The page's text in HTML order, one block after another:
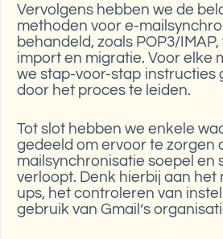
Vervolgens hebben we de
methoden voor e-
behandeld, zoals POP3/
import en migratie. Voor elke
we stap-voor-stap instructies
door het proces te leiden.
Tot slot hebben we enkele
gedeeld om ervoor te zorgen
mailsynchronisatie soepel en
verloopt. Denk hierbij aan het
ups, het controleren van
gebruik van Gmail’s